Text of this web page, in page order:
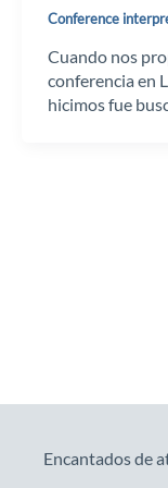
Conference
Cuando nos
conferencia en
hicimos fue
Encantados de